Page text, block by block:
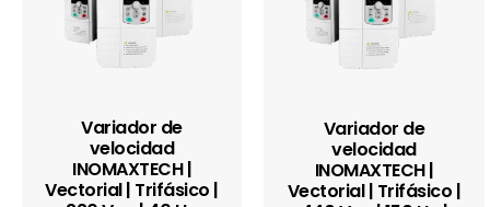
Variador de
velocidad
INOMAXTECH |
Vectorial | Trifásico |
Variador de
velocidad
INOMAXTECH |
Vectorial | Trifásico |